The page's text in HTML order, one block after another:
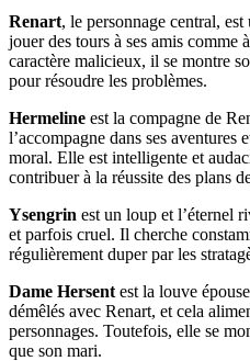
Renart, le personnage central,
jouer des tours à ses amis comme
caractère malicieux, il se montre
pour résoudre les problèmes.
Hermeline est la compagne de
l’accompagne dans ses aventures
moral. Elle est intelligente et
contribuer à la réussite des plans
Ysengrin est un loup et l’éternel
et parfois cruel. Il cherche
régulièrement duper par les
Dame Hersent est la louve
démêlés avec Renart, et cela
personnages. Toutefois, elle se
que son mari.